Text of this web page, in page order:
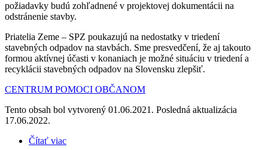
požiadavky budú zohľadnené v projektovej dokumentácii na
odstránenie stavby.
Priatelia Zeme – SPZ poukazujú na nedostatky v triedení
stavebných odpadov na stavbách. Sme presvedčení, že aj takouto
formou aktívnej účasti v konaniach je možné situáciu v triedení a
recyklácii stavebných odpadov na Slovensku zlepšiť.
CENTRUM POMOCI OBČANOM
Tento obsah bol vytvorený 01.06.2021. Posledná aktualizácia
17.06.2022.
Čítať viac